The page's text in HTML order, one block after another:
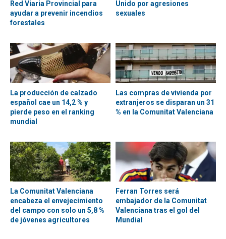
Red Viaria Provincial para
ayudar a prevenir incendios
forestales
Unido por agresiones
sexuales
La producción de calzado
español cae un 14,2 % y
pierde peso en el ranking
mundial
Las compras de vivienda por
extranjeros se disparan un 31
% en la Comunitat Valenciana
La Comunitat Valenciana
encabeza el envejecimiento
del campo con solo un 5,8 %
de jóvenes agricultores
Ferran Torres será
embajador de la Comunitat
Valenciana tras el gol del
Mundial